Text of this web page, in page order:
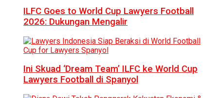
ILFC Goes to World Cup Lawyers Football
2026: Dukungan Mengalir
Ini Skuad ‘Dream Team’ ILFC ke World Cup
Lawyers Football di Spanyol